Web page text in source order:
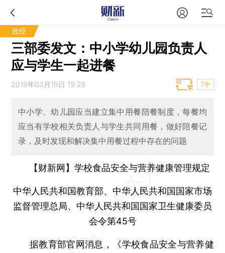
政经
三部委发文：中小学幼儿园负责人
应与学生一起进餐
2019年03月19日 19:28 T中
中小学、幼儿园应当建立集中用餐陪餐制度，每餐均
应当有学校相关负责人与学生共同用餐，做好陪餐记
录，及时发现和解决集中用餐过程中存在的问题
【财新网】学校食品安全与营养健康管理规定
中华人民共和国教育部、中华人民共和国国家市场
监督管理总局、中华人民共和国国家卫生健康委员
会令第45号
据教育部官网消息，《学校食品安全与营养健